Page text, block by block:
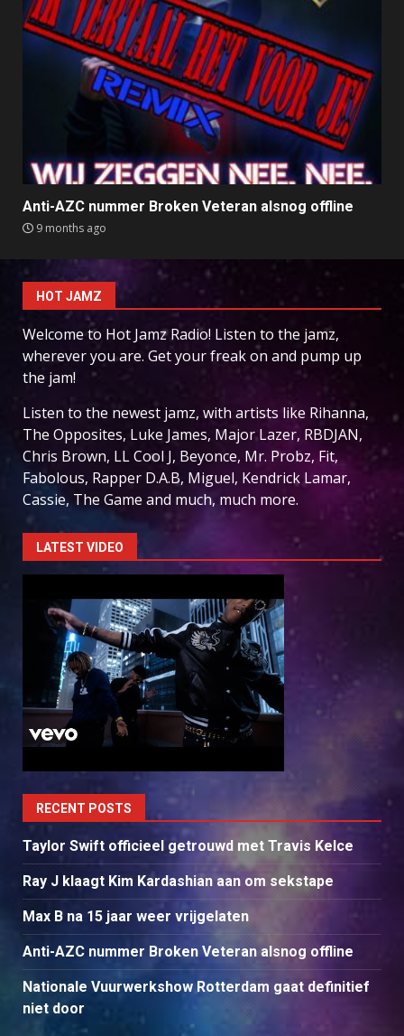
Anti-AZC nummer Broken Veteran alsnog offline
9 months ago
HOT JAMZ
Welcome to Hot Jamz Radio! Listen to the jamz,
wherever you are. Get your freak on and pump up
the jam!
Listen to the newest jamz, with artists like Rihanna,
The Opposites, Luke James, Major Lazer, RBDJAN,
Chris Brown, LL Cool J, Beyonce, Mr. Probz, Fit,
Fabolous, Rapper D.A.B, Miguel, Kendrick Lamar,
Cassie, The Game and much, much more.
LATEST VIDEO
RECENT POSTS
Taylor Swift officieel getrouwd met Travis Kelce
Ray J klaagt Kim Kardashian aan om sekstape
Max B na 15 jaar weer vrijgelaten
Anti-AZC nummer Broken Veteran alsnog offline
Nationale Vuurwerkshow Rotterdam gaat definitief
niet door